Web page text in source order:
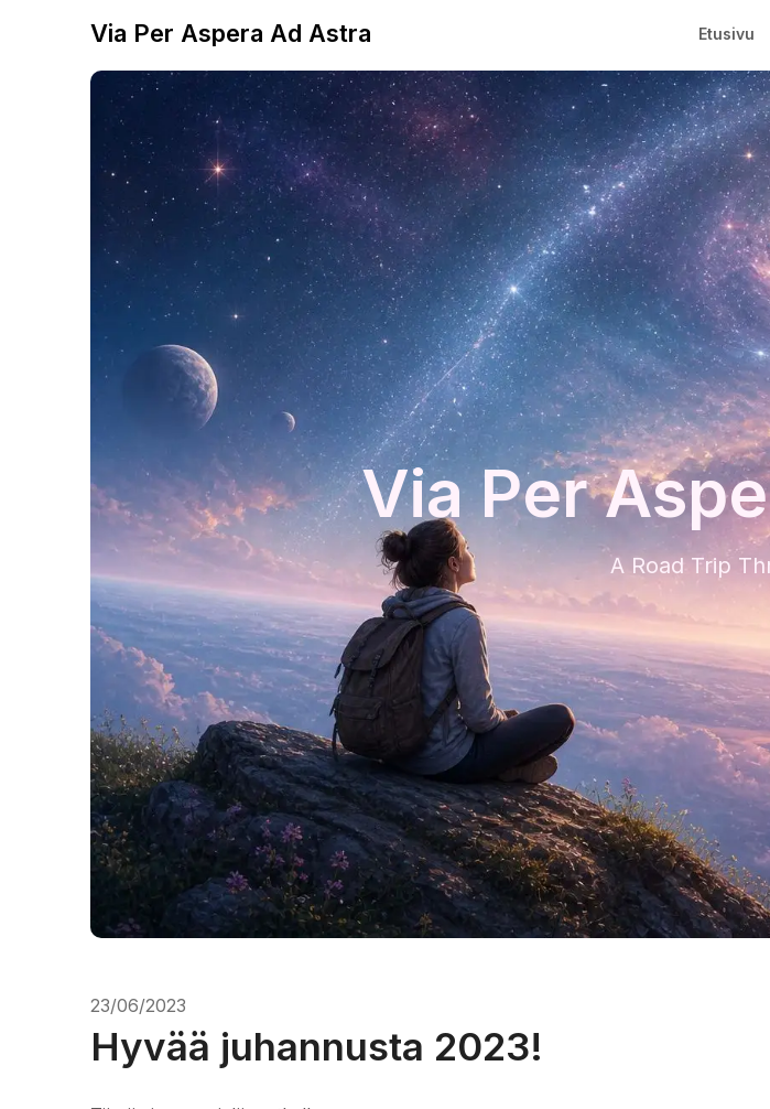
Via Per Aspera Ad Astra Etusivu
Via Per
A Road Trip
23/06/2023
Hyvää juhannusta 2023!